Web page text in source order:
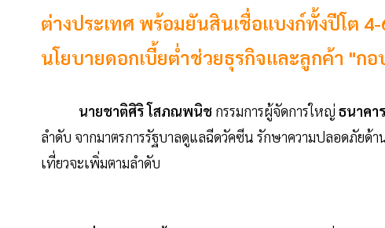
ต่างประเทศ พร้อมยันสินเชื่อแบงก์ทั้งปีโต
นโยบายดอกเบี้ยต่ำช่วยธุรกิจและลูกค้า "ก
นายชาติศิริ โสภณพนิช กรรมการผู้จัดการใหญ่ ธนาคา
ลำดับ จากมาตรการรัฐบาลดูแลฉีดวัคซีน รักษาความปลอดภัยด้
เที่ยวจะเพิ่มตามลำดับ